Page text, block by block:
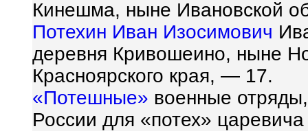
Кинешма, ныне Ивановской
Потехин Иван Изосимович
деревня Кривошеино, ныне
Красноярского края, — 17.
«Потешные» военные
России для «потех»